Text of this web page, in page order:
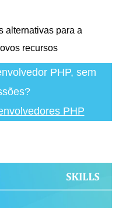
alternativas para a
recursos
PHP, sem
PHP